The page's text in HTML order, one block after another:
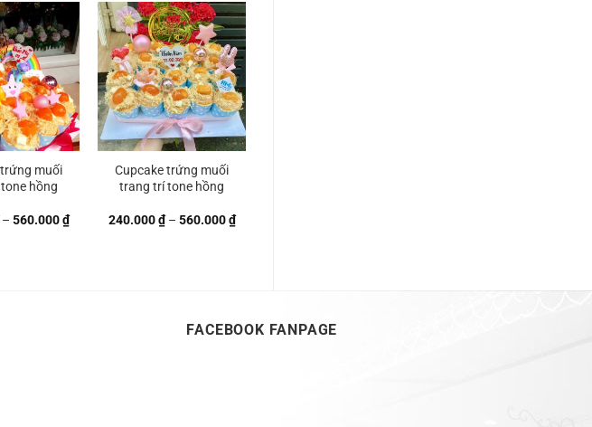
690.000 ₫
đến
750.000 ₫
muối
hồng
– 560.000₫Khoảng
giá:
Cupcake trứng muối
trang trí tone hồng
240.000₫ – 560.000₫Khoảng
giá:
FACEBOOK FANPAGE